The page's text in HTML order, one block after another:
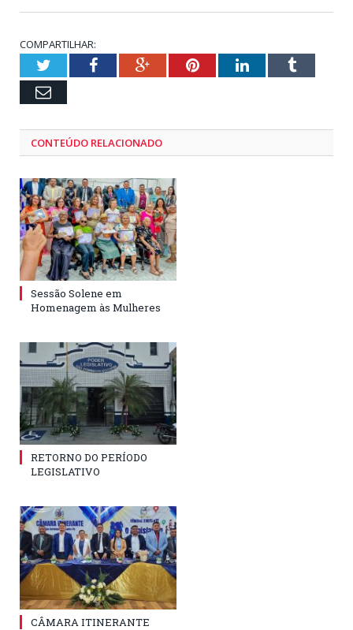
COMPARTILHAR:
TwitterFacebookGoogle+PinterestLinkedInTumblr
Email
CONTEÚDO RELACIONADO
Sessão Solene em
Homenagem às Mulheres
RETORNO DO PERÍODO
LEGISLATIVO
CÂMARA ITINERANTE